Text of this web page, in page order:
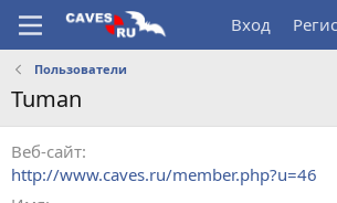
Вход
Пользователи
Tuman
Веб-сайт
http://www.caves.ru/member.php?u=46